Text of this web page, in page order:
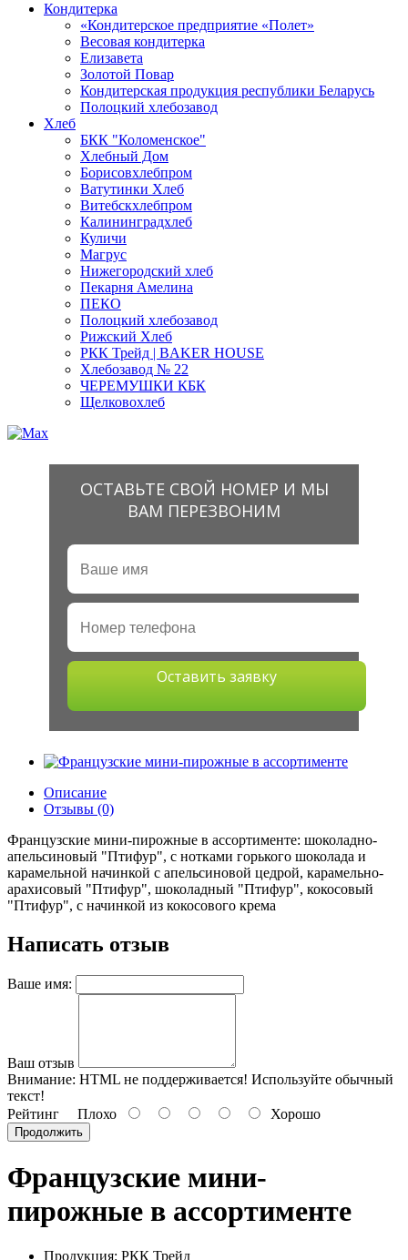
Кондитерка
«Кондитерское предприятие «Полет»
Весовая кондитерка
Елизавета
Золотой Повар
Кондитерская продукция республики Беларусь
Полоцкий хлебозавод
Хлеб
БКК "Коломенское"
Хлебный Дом
Борисовхлебпром
Ватутинки Хлеб
Витебскхлебпром
Калининградхлеб
Куличи
Магрус
Нижегородский хлеб
Пекарня Амелина
ПЕКО
Полоцкий хлебозавод
Рижский Хлеб
РКК Трейд | BAKER HOUSE
Хлебозавод № 22
ЧЕРЕМУШКИ КБК
Щелковохлеб
ОСТАВЬТЕ СВОЙ НОМЕР И МЫ
ВАМ ПЕРЕЗВОНИМ
Оставить заявку
Описание
Отзывы (0)
Французские мини-пирожные в ассортименте: шоколадно-
апельсиновый "Птифур", с нотками горького шоколада и
карамельной начинкой с апельсиновой цедрой, карамельно-
арахисовый "Птифур", шоколадный "Птифур", кокосовый
"Птифур", с начинкой из кокосового крема
Написать отзыв
Ваше имя:
Ваш отзыв
Внимание: HTML не поддерживается! Используйте обычный
текст!
Рейтинг Плохо Хорошо
Продолжить
Французские мини-
пирожные в ассортименте
Продукция: РКК Трейд